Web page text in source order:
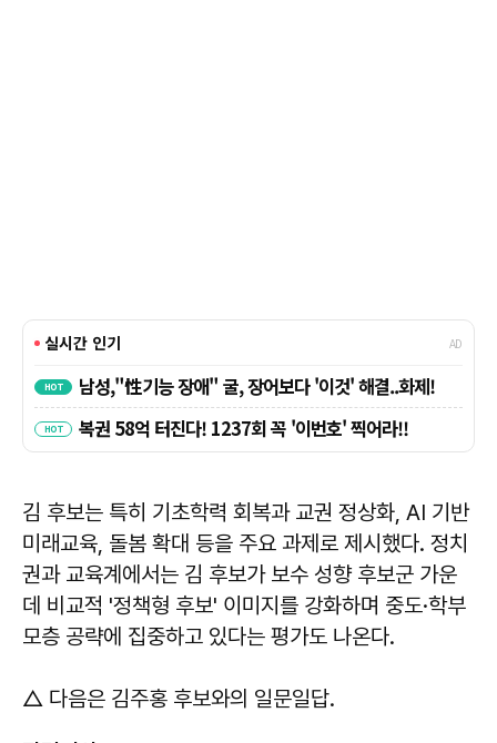
김 후보는 특히 기초학력 회복과 교권 정상화, AI 기반
미래교육, 돌봄 확대 등을 주요 과제로 제시했다. 정치
권과 교육계에서는 김 후보가 보수 성향 후보군 가운
데 비교적 '정책형 후보' 이미지를 강화하며 중도·학부
모층 공략에 집중하고 있다는 평가도 나온다.
△ 다음은 김주홍 후보와의 일문일답.